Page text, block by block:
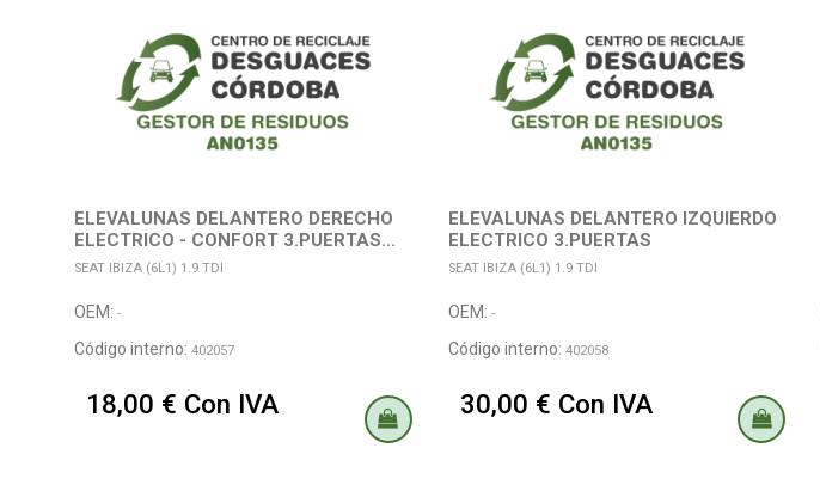
ELEVALUNAS DELANTERO DERECHO
ELECTRICO - CONFORT 3.PUERTAS...
SEAT IBIZA (6L1) 1.9 TDI
OEM: -
Código interno: 402057
18,00 € Con IVA
ELEVALUNAS DELANTERO IZQUIERDO
ELECTRICO 3.PUERTAS
SEAT IBIZA (6L1) 1.9 TDI
OEM: -
Código interno: 402058
30,00 € Con IVA